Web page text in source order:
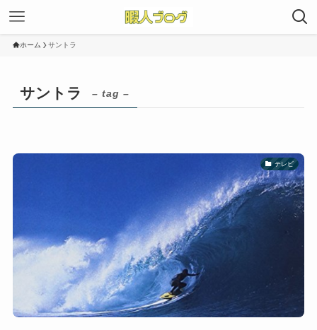
ホーム サントラ
サントラ – tag –
テレビ